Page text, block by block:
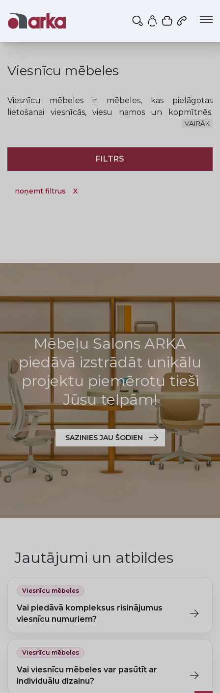
Mans profils
Iepirkumu
Viesnīcu mēbeles
Viesnīcu mēbeles ir mēbeles, kas pielāgotas
lietošanai viesnīcās, viesu namos un kopmītnēs.
Izgatavojam gultas, dažādus plauktus, drēbju
veida krēslus, atpūtas mēbeles.Salons Arka ir
uzgatavojis un piegādājis vairākām mācību iestādēm
(LBTU, Mālnavas koledža, Rīgas tūrisma un radošās
VAIRĀK
FILTRS
noņemt filtrus X
Mēbeļu Salons ARKA
piedāvā izstrādāt unikālu
projektu piemērotu tieši
Jūsu telpām!
SAZINIES JAU ŠODIEN
Jautājumi un atbildes
Viesnīcu mēbeles
Vai piedāvā kompleksus risinājumus
viesnīcu numuriem?
Viesnīcu mēbeles
Vai viesnīcu mēbeles var pasūtīt ar
individuālu dizainu?